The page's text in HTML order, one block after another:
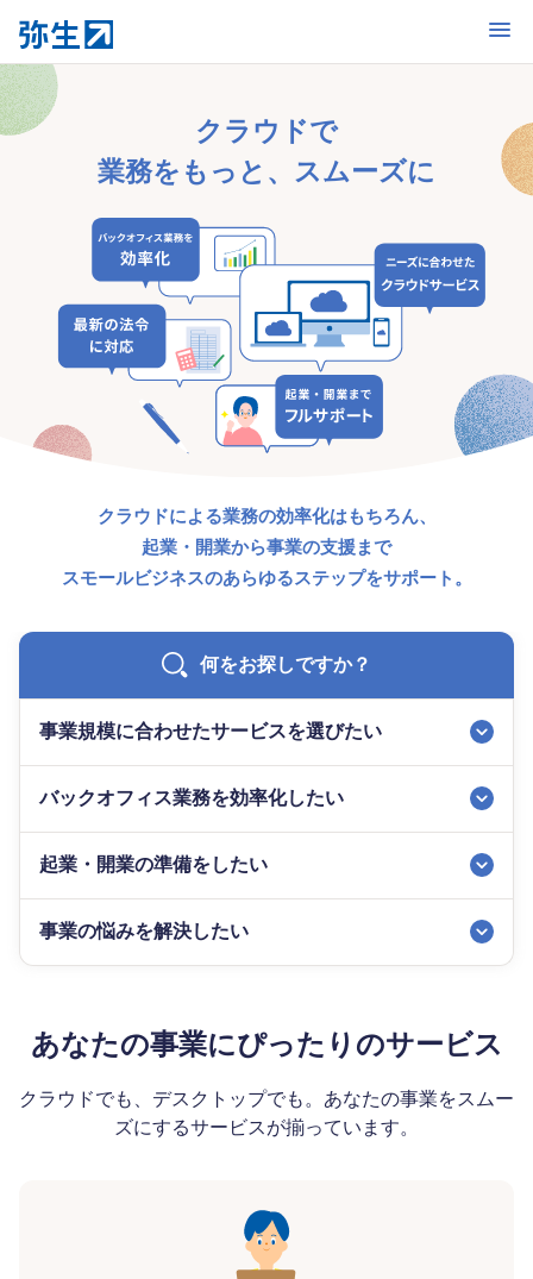
開く
クラウドで
業務をもっと、スムーズに
クラウドによる業務の効率化はもちろん、
起業・開業から事業の支援まで
スモールビジネスのあらゆるステップをサポート。
何をお探しですか？
事業規模に合わせたサービスを選びたい
バックオフィス業務を効率化したい
起業・開業の準備をしたい
事業の悩みを解決したい
あなたの事業にぴったりのサービス
クラウドでも、デスクトップでも。あなたの事業をスムー
ズにするサービスが揃っています。